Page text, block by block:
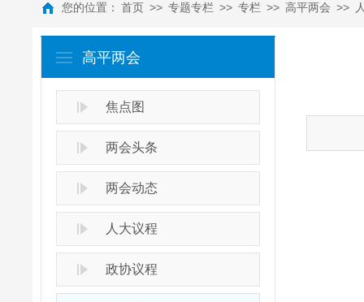
您的位置： 首页 >> 专题专栏 >> 专栏 >> 高平两会 >>
高平两会
焦点图
两会头条
两会动态
人大议程
政协议程